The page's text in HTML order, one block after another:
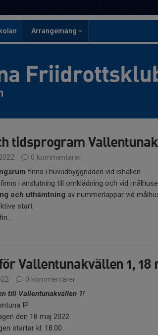
Arrangemang
tidsprogram
0 kommentarer
finns i huvudbyggnaden vid ishallen
finns i anslutning till omklädning och vid
och uthämtning av nummerlappar vid
start
fin...
Vallentunakvällen 1, 18
0 kommentarer
till Vallentunakvällen 1!
IP
den 18 maj 2022
startar kl. 18.00